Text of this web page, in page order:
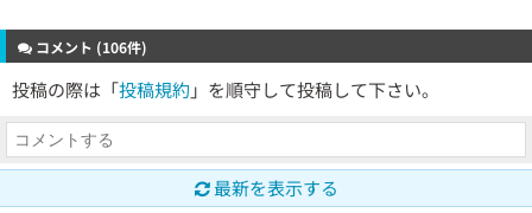
コメント (106件)
投稿の際は「投稿規約 」を順守して投稿して下さい。
最新を表示する